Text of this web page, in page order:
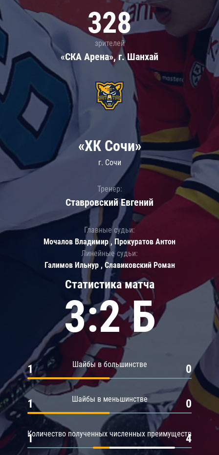
328
зрителей
«СКА Арена», г. Шанхай
Статистика матча
3:2 Б
Шайбы в большинстве
1 0
Шайбы в меньшинстве
1 0
Количество полученных численных преимуществ
1 4
«ХК Сочи»
г. Сочи
Тренер:
Ставровский Евгений
Главные судьи:
Мочалов Владимир , Прокуратов Антон
Линейные судьи:
Галимов Ильнур , Славиковский Роман